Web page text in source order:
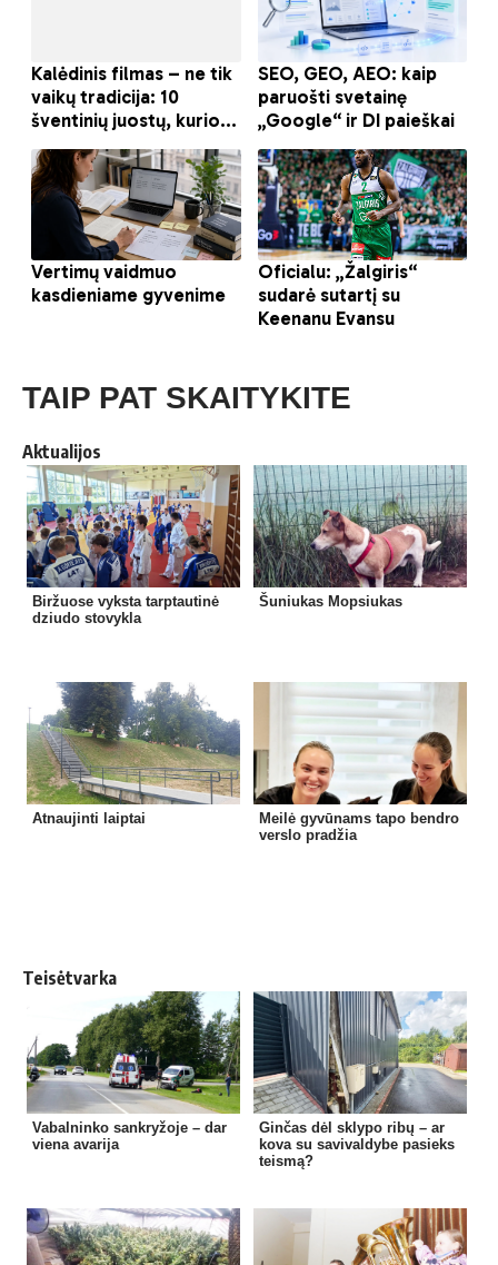
TAIP PAT SKAITYKITE
Aktualijos
Biržuose vyksta tarptautinė
dziudo stovykla
Šuniukas Mopsiukas
Atnaujinti laiptai
Meilė gyvūnams tapo bendro
verslo pradžia
Teisėtvarka
Vabalninko sankryžoje – dar
viena avarija
Ginčas dėl sklypo ribų – ar
kova su savivaldybe pasieks
teismą?